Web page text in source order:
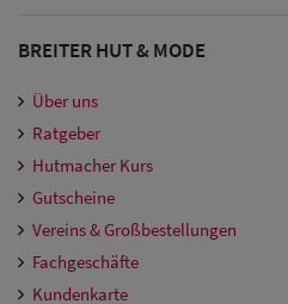
BREITER HUT & MODE
Über uns
Ratgeber
Hutmacher Kurs
Gutscheine
Vereins & Großbestellungen
Fachgeschäfte
Kundenkarte